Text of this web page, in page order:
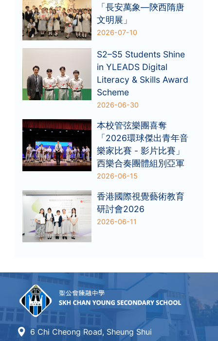
「長安萬象—陝西隋唐
文明展」
2026-07-10
S2–S5 Students Shine
in YLEADS Digital
Literacy & Skills Award
Scheme
2026-06-30
本校管弦樂團喜奪
「2026環球傑出青年音
樂家比賽 - 影片比賽」
西樂合奏團體組別亞軍
2026-06-15
香港國際視覺藝術教育
研討會2026
2026-06-11
6 Chi Cheong Road, Sheung Shui